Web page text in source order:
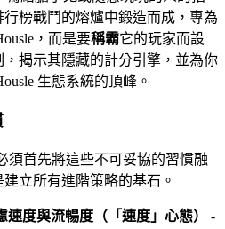
榜戰鬥的熔爐中鍛造而成，專為
，而是要稱霸它的玩家而設
揭示其隱藏的計分引擎，並為你
生態系統的頂峰。
須首先將這些不可妥協的習慣融
立所有進階策略的基石。
速度與流暢度（「速度」心態）
-